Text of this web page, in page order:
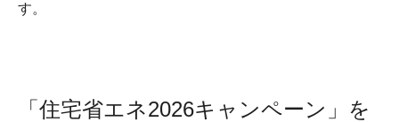
す。
「住宅省エネ2026キャンペーン」を